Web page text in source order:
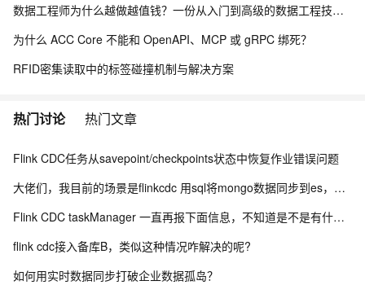
数据工程师为什么越做越值钱？一份从入门到高级的数据工程技能树、项目实战与简历升级指南
为什么 ACC Core 不能和 OpenAPI、MCP 或 gRPC 绑死？
RFID密集读取中的标签碰撞机制与解决方案
热门讨论 热门文章
Flink CDC任务从savepoint/checkpoints状态中恢复作业错误问题
大佬们，我目前的场景是flinkcdc 用sql将mongo数据同步到es，有人做过这样的场景吗？
Flink CDC taskManager 一直再报下面信息，不知道是不是有什么问题？
flink cdc接入备库B，类似这种情况咋解决的呢?
如何用实时数据同步打破企业数据孤岛？